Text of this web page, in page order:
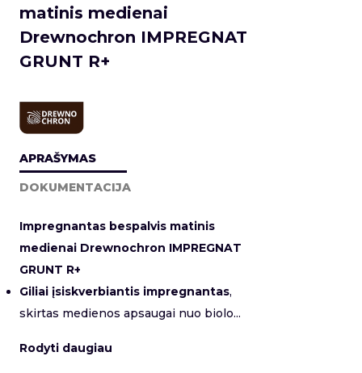
matinis medienai
Drewnochron IMPREGNAT
GRUNT R+
APRAŠYMAS
DOKUMENTACIJA
Impregnantas bespalvis matinis
medienai Drewnochron IMPREGNAT
GRUNT R+
Giliai įsiskverbiantis impregnantas,
skirtas medienos apsaugai nuo biolo...
Rodyti daugiau